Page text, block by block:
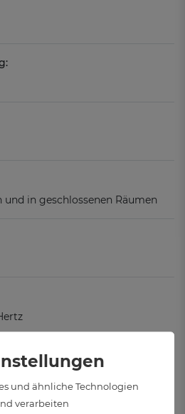
in geschlossenen Räumen
und ähnliche Technologien
verarbeiten